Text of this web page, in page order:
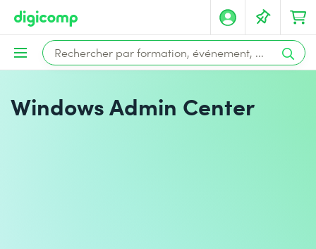
Windows Admin Center